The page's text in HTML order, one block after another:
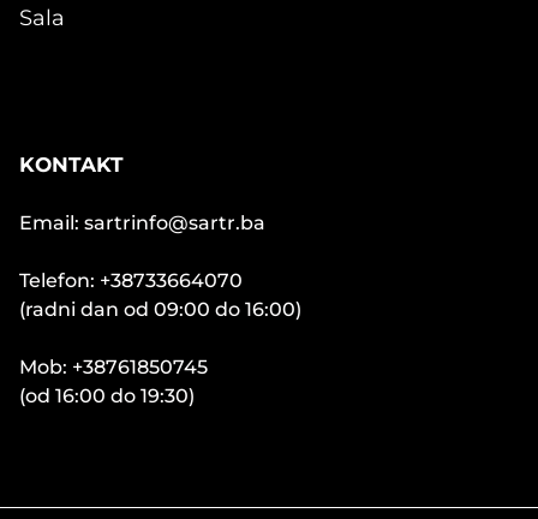
Sala
KONTAKT
Email: sartrinfo@sartr.ba
Telefon: +38733664070
(radni dan od 09:00 do 16:00)
Mob: +38761850745
(od 16:00 do 19:30)